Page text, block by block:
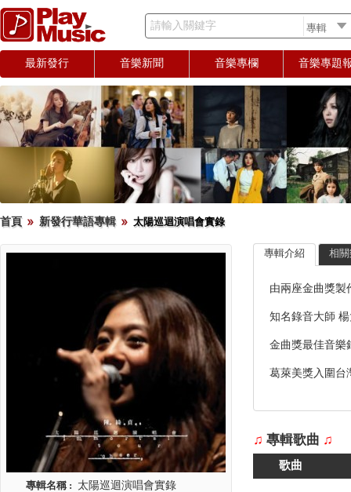
請輸入關鍵字
最新發行 音樂新聞 音樂專欄 音樂專題
首頁 新發行華語專輯 太陽巡迴演唱會實錄
專輯名稱 : 太陽巡迴演唱會實錄
專輯介紹 相
由兩座金曲獎製
知名錄音大師
金曲獎最佳音樂
葛萊美獎入圍台
♫ 專輯歌曲 ♫
歌曲